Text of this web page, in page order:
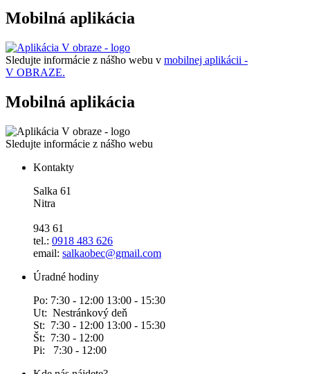
Mobilná aplikácia
Sledujte informácie z nášho webu v mobilnej aplikácii -
V OBRAZE.
Mobilná aplikácia
Sledujte informácie z nášho webu
Kontakty
Salka 61
Nitra
943 61
tel.: 0918 483 626
email: salkaobec@gmail.com
Úradné hodiny
Po: 7:30 - 12:00 13:00 - 15:30
Ut: Nestránkový deň
St: 7:30 - 12:00 13:00 - 15:30
Št: 7:30 - 12:00
Pi: 7:30 - 12:00